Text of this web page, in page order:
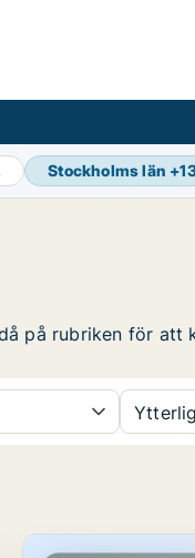
Stockholms län +
på rubriken för
Rum i Norra hisingen